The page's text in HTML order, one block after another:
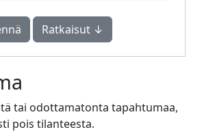
Ratkaisut ↓
tai odottamatonta tapahtumaa,
pois tilanteesta.